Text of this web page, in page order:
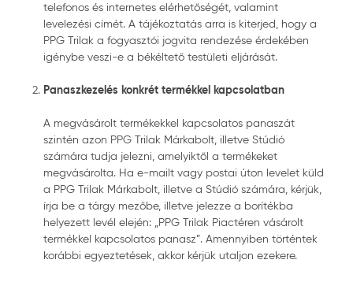
telefonos és internetes elérhetőségét, valamint
levelezési címét. A tájékoztatás arra is kiterjed, hogy a
PPG Trilak a fogyasztói jogvita rendezése érdekében
igénybe veszi-e a békéltető testületi eljárását.
Panaszkezelés konkrét termékkel kapcsolatban
A megvásárolt termékekkel kapcsolatos panaszát
szintén azon PPG Trilak Márkabolt, illetve Stúdió
számára tudja jelezni, amelyiktől a termékeket
megvásárolta. Ha e-mailt vagy postai úton levelet küld
a PPG Trilak Márkabolt, illetve a Stúdió számára, kérjük,
írja be a tárgy mezőbe, illetve jelezze a borítékba
helyezett levél elején: „PPG Trilak Piactéren vásárolt
termékkel kapcsolatos panasz”. Amennyiben történtek
korábbi egyeztetések, akkor kérjük utaljon ezekere.